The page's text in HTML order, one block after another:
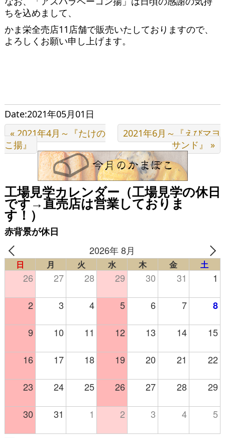
ちを込めまして、
かま栄全売店11店舗で販売いたしておりますので、
よろしくお願い申し上げます。
Date:2021年05月01日
« 2021年4月～『たけの
こ揚』
2021年6月～『えびマヨ
サンド』 »
工場見学カレンダー（工場見学の休日
です→直売店は営業しておりま
す！）
赤背景が休日
2026年 8月
日 月 火 水 木 金 土
26 27 28 29 30 31 1
2 3 4 5 6 7 8
9 10 11 12 13 14 15
16 17 18 19 20 21 22
23 24 25 26 27 28 29
30 31 1 2 3 4 5